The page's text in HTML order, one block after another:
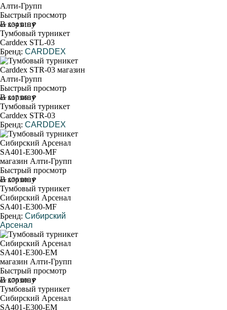
Быстрый просмотр
В корзину
от 134 010 ₽
Тумбовый турникет
Carddex STL-03
Бренд: CARDDEX
Быстрый просмотр
В корзину
от 117 060 ₽
Тумбовый турникет
Carddex STR-03
Бренд: CARDDEX
Быстрый просмотр
В корзину
от 176 000 ₽
Тумбовый турникет
Сибирский Арсенал
SA401-Е300-МF
Бренд: Сибирский
Арсенал
Быстрый просмотр
В корзину
от 176 000 ₽
Тумбовый турникет
Сибирский Арсенал
SA401-Е300-ЕМ